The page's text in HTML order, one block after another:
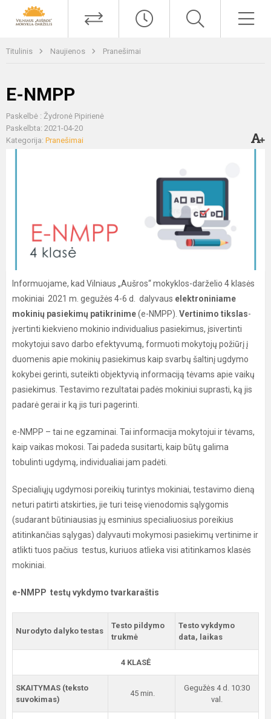
Titulinis Naujienos Pranešimai
E-NMPP
Paskelbė : Žydronė Pipirienė
Paskelbta: 2021-04-20
Kategorija: Pranešimai
Informuojame, kad Vilniaus „Aušros“ mokyklos-darželio 4 klasės
mokiniai 2021 m. gegužės 4-6 d. dalyvaus elektroniniame
mokinių pasiekimų patikrinime(e-NMPP). Vertinimo tikslas-
įvertinti kiekvieno mokinio individualius pasiekimus, įsivertinti
mokytojui savo darbo efektyvumą, formuoti mokytojų požiūrį į
duomenis apie mokinių pasiekimus kaip svarbų šaltinį ugdymo
kokybei gerinti, suteikti objektyvią informaciją tėvams apie vaikų
pasiekimus. Testavimo rezultatai padės mokiniui suprasti, ką jis
padarė gerai ir ką jis turi pagerinti.
e-NMPP – tai ne egzaminai. Tai informacija mokytojui ir tėvams,
kaip vaikas mokosi. Tai padeda susitarti, kaip būtų galima
tobulinti ugdymą, individualiai jam padėti.
Specialiųjų ugdymosi poreikių turintys mokiniai, testavimo dieną
neturi patirti atskirties, jie turi teisę vienodomis sąlygomis
(sudarant būtiniausias jų esminius specialiuosius poreikius
atitinkančias sąlygas) dalyvauti mokymosi pasiekimų vertinime ir
atlikti tuos pačius testus, kuriuos atlieka visi atitinkamos klasės
mokiniai.
e-NMPP testų vykdymo tvarkaraštis
Nurodyto dalyko testas
Testo pildymo
trukmė
Testo vykdymo
data, laikas
4 KLASĖ
SKAITYMAS (teksto
suvokimas)
45 min.
Gegužės 4 d. 10:30
val.